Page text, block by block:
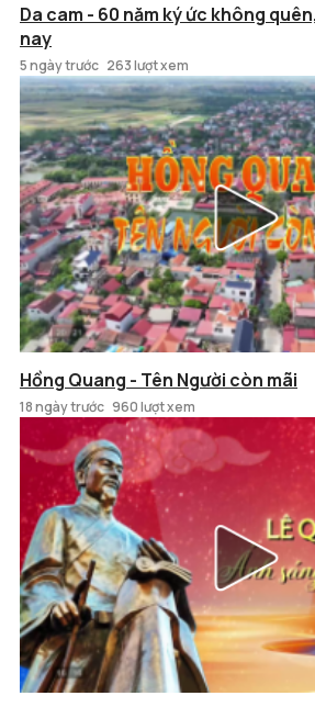
Da cam - 60 năm ký ức không
nay
5 ngày trước 263 lượt xem
Hồng Quang - Tên Người còn mãi
18 ngày trước 960 lượt xem